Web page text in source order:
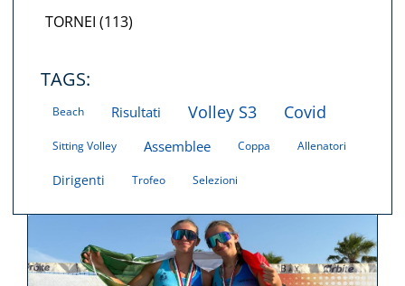
TORNEI (113)
TAGS:
Beach Risultati Volley S3 Covid
Sitting Volley Assemblee Coppa Allenatori
Dirigenti Trofeo Selezioni